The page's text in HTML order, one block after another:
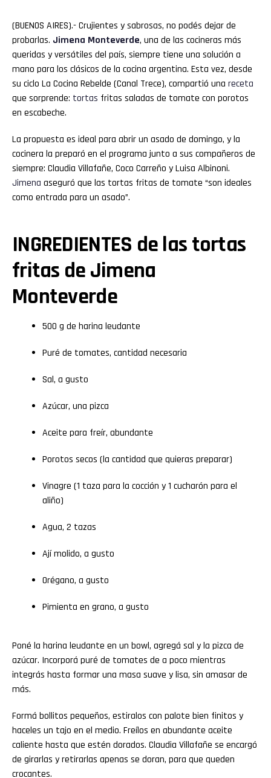
(BUENOS AIRES).- Crujientes y sabrosas, no podés dejar de
probarlas. Jimena Monteverde, una de las cocineras más
queridas y versátiles del país, siempre tiene una solución a
mano para los clásicos de la cocina argentina. Esta vez, desde
su ciclo La Cocina Rebelde (Canal Trece), compartió una receta
que sorprende: tortas fritas saladas de tomate con porotos
en escabeche.
La propuesta es ideal para abrir un asado de domingo, y la
cocinera la preparó en el programa junto a sus compañeros de
siempre: Claudia Villafañe, Coco Carreño y Luisa Albinoni.
Jimena aseguró que las tortas fritas de tomate “son ideales
como entrada para un asado”.
INGREDIENTES de las tortas
fritas de Jimena
Monteverde
500 g de harina leudante
Puré de tomates, cantidad necesaria
Sal, a gusto
Azúcar, una pizca
Aceite para freír, abundante
Porotos secos (la cantidad que quieras preparar)
Vinagre (1 taza para la cocción y 1 cucharón para el
aliño)
Agua, 2 tazas
Ají molido, a gusto
Orégano, a gusto
Pimienta en grano, a gusto
Poné la harina leudante en un bowl, agregá sal y la pizca de
azúcar. Incorporá puré de tomates de a poco mientras
integrás hasta formar una masa suave y lisa, sin amasar de
más.
Formá bollitos pequeños, estiralos con palote bien finitos y
haceles un tajo en el medio. Freílos en abundante aceite
caliente hasta que estén dorados. Claudia Villafañe se encargó
de girarlas y retirarlas apenas se doran, para que queden
crocantes.